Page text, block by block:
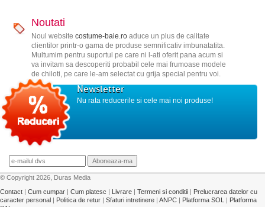
Noutati
Noul website costume-baie.roaduce un plus de calitate
clientilor printr-o gama de produse semnificativ imbunatatita.
Multumim pentru suportul pe care ni l-ati oferit pana acum si
va invitam sa descoperiti probabil cele mai frumoase modele
de chiloti, pe care le-am selectat cu grija special pentru voi.
Newsletter
Nu rata reducerile si cele mai noi produse!
© Copyright 2026, Duras Media
Contact | Cum cumpar | Cum platesc | Livrare | Termeni si conditii | Prelucrarea datelor cu
caracter personal | Politica de retur | Sfaturi intretinere | ANPC | Platforma SOL | Platforma